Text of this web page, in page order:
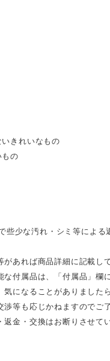
きれいなもの
の
少な汚れ・シミ等による
あれば商品詳細に記載し
付属品は、「付属品」欄
になることがありました
等も応じかねますのでご
金・交換はお断りさせて